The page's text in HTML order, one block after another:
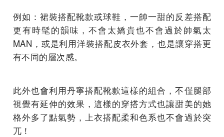
例如：裙裝搭配靴款或球鞋，一帥一甜的反差搭配
更有時髦的韻味，不會太嬌貴也不會過於帥氣太
MAN，或是利用洋裝搭配皮衣外套，也是讓穿搭更
有不同的層次感。
此外也會利用丹寧搭配靴款這樣的組合，不僅腿部
視覺有延伸的效果，這樣的穿搭方式也讓甜美的她
格外多了點氣勢，上衣搭配柔和色系也不會過於突
兀！